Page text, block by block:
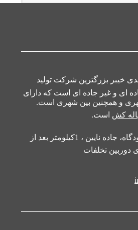
خیبر بزرگترین شرکت تولید
ای و غیر جاده ای است که دارای
و همچنین بین شهری است.
کش است.
اصفهان، سه راه فرودگاه، جاده نایین ، 1کیلومتر بعد از
دوربین تخلفات